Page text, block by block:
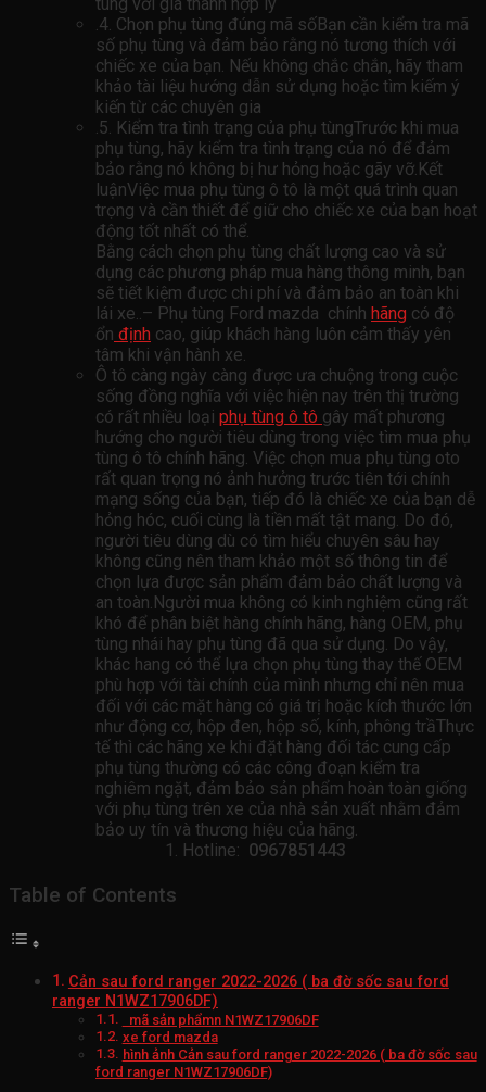
tùng với giá thành hợp lý
.4. Chọn phụ tùng đúng mã sốBạn cần kiểm tra mã
số phụ tùng và đảm bảo rằng nó tương thích với
chiếc xe của bạn. Nếu không chắc chắn, hãy tham
khảo tài liệu hướng dẫn sử dụng hoặc tìm kiếm ý
kiến ​​từ các chuyên gia
.5. Kiểm tra tình trạng của phụ tùngTrước khi mua
phụ tùng, hãy kiểm tra tình trạng của nó để đảm
bảo rằng nó không bị hư hỏng hoặc gãy vỡ.Kết
luậnViệc mua phụ tùng ô tô là một quá trình quan
trọng và cần thiết để giữ cho chiếc xe của bạn hoạt
động tốt nhất có thể.
Bằng cách chọn phụ tùng chất lượng cao và sử
dụng các phương pháp mua hàng thông minh, bạn
sẽ tiết kiệm được chi phí và đảm bảo an toàn khi
lái xe..– Phụ tùng Ford mazda chính hãng có độ
ổn định cao, giúp khách hàng luôn cảm thấy yên
tâm khi vận hành xe.
Ô tô càng ngày càng được ưa chuộng trong cuộc
sống đồng nghĩa với việc hiện nay trên thị trường
có rất nhiều loại phụ tùng ô tô gây mất phương
hướng cho người tiêu dùng trong việc tìm mua phụ
tùng ô tô chính hãng. Việc chọn mua phụ tùng oto
rất quan trọng nó ảnh hưởng trước tiên tới chính
mạng sống của bạn, tiếp đó là chiếc xe của bạn dễ
hỏng hóc, cuối cùng là tiền mất tật mang. Do đó,
người tiêu dùng dù có tìm hiểu chuyên sâu hay
không cũng nên tham khảo một số thông tin để
chọn lựa được sản phẩm đảm bảo chất lượng và
an toàn.Người mua không có kinh nghiệm cũng rất
khó để phân biệt hàng chính hãng, hàng OEM, phụ
tùng nhái hay phụ tùng đã qua sử dụng. Do vậy,
khác hang có thể lựa chọn phụ tùng thay thế OEM
phù hợp với tài chính của mình nhưng chỉ nên mua
đối với các mặt hàng có giá trị hoặc kích thước lớn
như động cơ, hộp đen, hộp số, kính, phông trầThực
tế thì các hãng xe khi đặt hàng đối tác cung cấp
phụ tùng thường có các công đoạn kiểm tra
nghiêm ngặt, đảm bảo sản phẩm hoàn toàn giống
với phụ tùng trên xe của nhà sản xuất nhằm đảm
bảo uy tín và thương hiệu của hãng.
Hotline: 0967851443
Table of Contents
Cản sau ford ranger 2022-2026 ( ba đờ sốc sau ford
ranger N1WZ17906DF)
mã sản phẩmn N1WZ17906DF
xe ford mazda
hình ảnh Cản sau ford ranger 2022-2026 ( ba đờ sốc sau
ford ranger N1WZ17906DF)